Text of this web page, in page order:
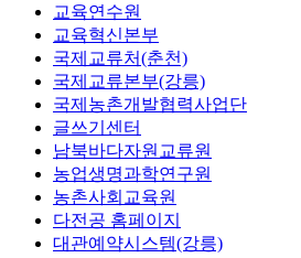
교육연수원
교육혁신본부
국제교류처(춘천)
국제교류본부(강릉)
국제농촌개발협력사업단
글쓰기센터
남북바다자원교류원
농업생명과학연구원
농촌사회교육원
다전공 홈페이지
대관예약시스템(강릉)